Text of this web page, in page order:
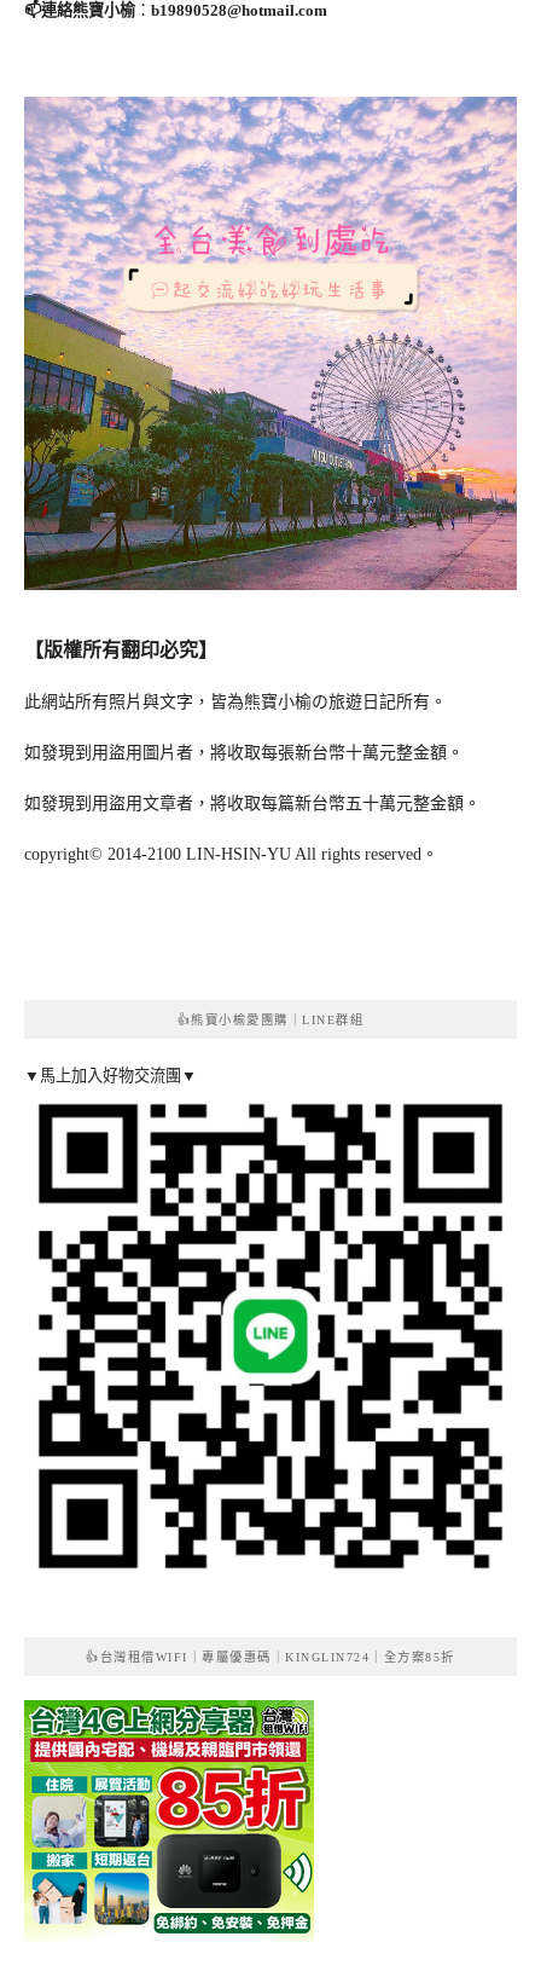
📫連絡熊寶小榆： b19890528@hotmail.com
【版權所有翻印必究】
此網站所有照片與文字，皆為熊寶小榆の旅遊日記所有。
如發現到用盜用圖片者，將收取每張新台幣十萬元整金額。
如發現到用盜用文章者，將收取每篇新台幣五十萬元整金額。
copyright© 2014-2100 LIN-HSIN-YU All rights reserved。
👍熊寶小榆愛團購｜LINE群組
▼馬上加入好物交流團▼
👍台灣租借WIFI｜專屬優惠碼｜KINGLIN724｜全方案85折